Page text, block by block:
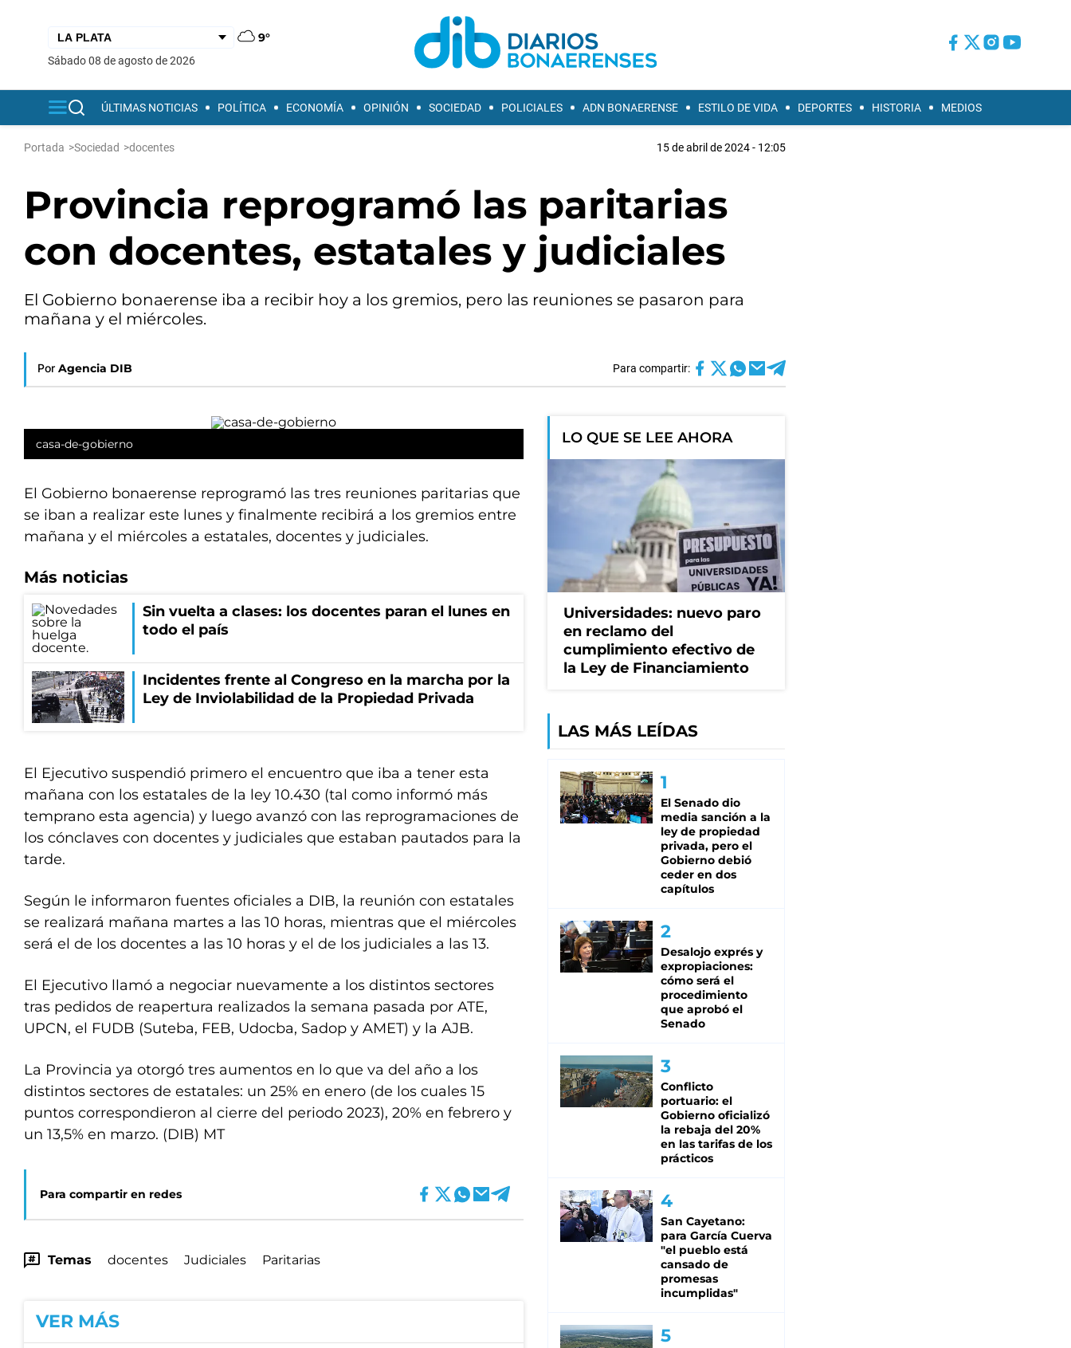
9°
sábado 08 de agosto de 2026
ÚLTIMAS NOTICIAS POLÍTICA ECONOMÍA OPINIÓN SOCIEDAD POLICIALES ADN BONAERENSE ESTILO DE VIDA DEPORTES HISTORIA MEDIOS
Portada >Sociedad >docentes 15 de abril de 2024 - 12:05
Provincia reprogramó las paritarias
con docentes, estatales y judiciales
El Gobierno bonaerense iba a recibir hoy a los gremios, pero las reuniones se pasaron para
mañana y el miércoles.
Por Agencia DIB Para compartir:
casa-de-gobierno
El Gobierno bonaerense reprogramó las tres reuniones paritarias que
se iban a realizar este lunes y finalmente recibirá a los gremios entre
mañana y el miércoles a estatales, docentes y judiciales.
Más noticias
Sin vuelta a clases: los docentes paran el lunes en
todo el país
Incidentes frente al Congreso en la marcha por la
Ley de Inviolabilidad de la Propiedad Privada
El Ejecutivo suspendió primero el encuentro que iba a tener esta
mañana con los estatales de la ley 10.430 (tal como informó más
temprano esta agencia) y luego avanzó con las reprogramaciones de
los cónclaves con docentes y judiciales que estaban pautados para la
tarde.
Según le informaron fuentes oficiales a DIB, la reunión con estatales
se realizará mañana martes a las 10 horas, mientras que el miércoles
será el de los docentes a las 10 horas y el de los judiciales a las 13.
El Ejecutivo llamó a negociar nuevamente a los distintos sectores
tras pedidos de reapertura realizados la semana pasada por ATE,
UPCN, el FUDB (Suteba, FEB, Udocba, Sadop y AMET) y la AJB.
La Provincia ya otorgó tres aumentos en lo que va del año a los
distintos sectores de estatales: un 25% en enero (de los cuales 15
puntos correspondieron al cierre del periodo 2023), 20% en febrero y
un 13,5% en marzo. (DIB) MT
Para compartir en redes
Temas docentes Judiciales Paritarias
VER MÁS
LO QUE SE LEE AHORA
Universidades: nuevo paro
en reclamo del
cumplimiento efectivo de
la Ley de Financiamiento
LAS MÁS LEÍDAS
El Senado dio
media sanción a la
ley de propiedad
privada, pero el
Gobierno debió
ceder en dos
capítulos
Desalojo exprés y
expropiaciones:
cómo será el
procedimiento
que aprobó el
Senado
Conflicto
portuario: el
Gobierno oficializó
la rebaja del 20%
en las tarifas de los
prácticos
San Cayetano:
para García Cuerva
"el pueblo está
cansado de
promesas
incumplidas"